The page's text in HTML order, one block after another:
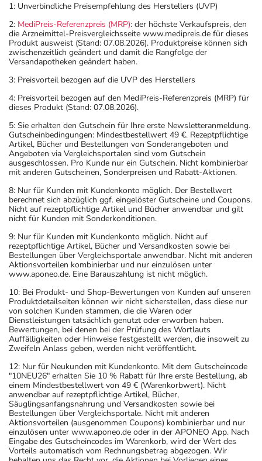
1: Unverbindliche Preisempfehlung des Herstellers (UVP)
2: MediPreis-Referenzpreis (MRP): der höchste Verkaufspreis, den
die Arzneimittel-Preisvergleichsseite www.medipreis.de für dieses
Produkt ausweist (Stand: 07.08.2026). Produktpreise können sich
zwischenzeitlich geändert und damit die Rangfolge der
Versandapotheken geändert haben.
3: Preisvorteil bezogen auf die UVP des Herstellers
4: Preisvorteil bezogen auf den MediPreis-Referenzpreis (MRP) für
dieses Produkt (Stand: 07.08.2026).
5: Sie erhalten den Gutschein für Ihre erste Newsletteranmeldung.
Gutscheinbedingungen: Mindestbestellwert 49 €. Rezeptpflichtige
Artikel, Bücher und Bestellungen von Sonderangeboten und
Angeboten via Vergleichsportalen sind vom Gutschein
ausgeschlossen. Pro Kunde nur ein Gutschein. Nicht kombinierbar
mit anderen Gutscheinen, Sonderpreisen und Rabatt-Aktionen.
8: Nur für Kunden mit Kundenkonto möglich. Der Bestellwert
berechnet sich abzüglich ggf. eingelöster Gutscheine und Coupons.
Nicht auf rezeptpflichtige Artikel und Bücher anwendbar und gilt
nicht für Kunden mit Sonderkonditionen.
9: Nur für Kunden mit Kundenkonto möglich. Nicht auf
rezeptpflichtige Artikel, Bücher und Versandkosten sowie bei
Bestellungen über Vergleichsportale anwendbar. Nicht mit anderen
Aktionsvorteilen kombinierbar und nur einzulösen unter
www.aponeo.de. Eine Barauszahlung ist nicht möglich.
10: Bei Produkt- und Shop-Bewertungen von Kunden auf unseren
Produktdetailseiten können wir nicht sicherstellen, dass diese nur
von solchen Kunden stammen, die die Waren oder
Dienstleistungen tatsächlich genutzt oder erworben haben.
Bewertungen, bei denen bei der Prüfung des Wortlauts
Auffälligkeiten oder Hinweise festgestellt werden, die insoweit zu
Zweifeln Anlass geben, werden nicht veröffentlicht.
12: Nur für Neukunden mit Kundenkonto. Mit dem Gutscheincode
"10NEU26" erhalten Sie 10 % Rabatt für Ihre erste Bestellung, ab
einem Mindestbestellwert von 49 € (Warenkorbwert). Nicht
anwendbar auf rezeptpflichtige Artikel, Bücher,
Säuglingsanfangsnahrung und Versandkosten sowie bei
Bestellungen über Vergleichsportale. Nicht mit anderen
Aktionsvorteilen (ausgenommen Coupons) kombinierbar und nur
einzulösen unter www.aponeo.de oder in der APONEO App. Nach
Eingabe des Gutscheincodes im Warenkorb, wird der Wert des
Vorteils automatisch vom Rechnungsbetrag abgezogen. Wir